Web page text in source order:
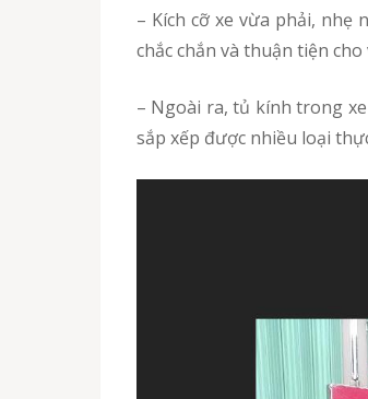
– Kích cỡ xe vừa phải, nhẹ nên khi di chuyển rất êm tay và phù hợp với các chị em phụ nữ. Mái che nắng mưa của xe bánh mì cũng được làm rất
chắc chắn và thuận tiện
– Ngoài ra, tủ kính trong xe bánh mì được thiết kế làm các ngăn có kích thước lớn nhỏ khác nhau. Điều này sẽ đem lại không gian rộng để có thể
sắp xếp được nhiều loại